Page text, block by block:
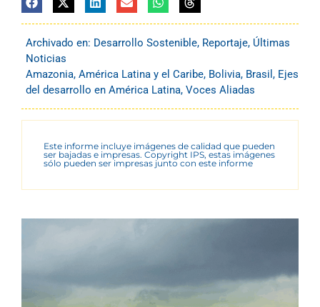
Archivado en: Desarrollo Sostenible, Reportaje, Últimas
Noticias
Amazonia, América Latina y el Caribe, Bolivia, Brasil , Ejes
del desarrollo en América Latina, Voces Aliadas
Este informe incluye imágenes de calidad que pueden
ser bajadas e impresas. Copyright IPS, estas imágenes
sólo pueden ser impresas junto con este informe